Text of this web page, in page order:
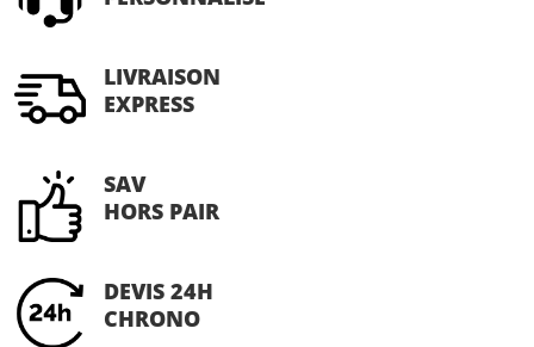
LIVRAISON
EXPRESS
SAV
HORS PAIR
DEVIS 24H
CHRONO